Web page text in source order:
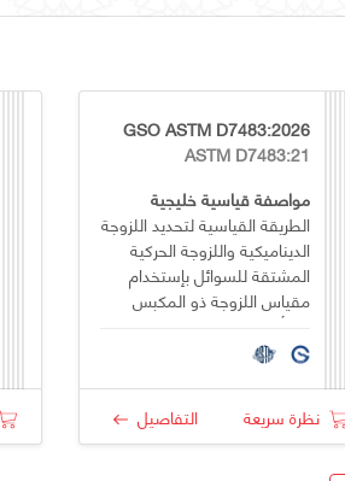
GSO ASTM D7483:2026
ASTM D7483:21
مواصفة قياسية خليجية
الطريقة القياسية لتحديد اللزوجة
الديناميكية واللزوجة الحركية
المشتقة للسوائل بإستخدام
مقياس اللزوجة ذو المكبس
المتأرجح
نظرة سريعة التفاصيل